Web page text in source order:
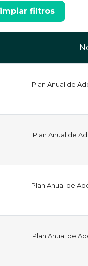
Plan Anual de
Plan Anual de
Plan Anual de
Plan Anual de